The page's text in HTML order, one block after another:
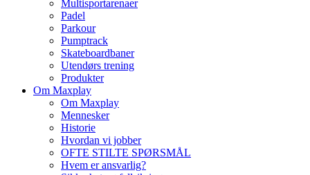
Multisportarenaer
Padel
Parkour
Pumptrack
Skateboardbaner
Utendørs trening
Produkter
Om Maxplay
Om Maxplay
Mennesker
Historie
Hvordan vi jobber
OFTE STILTE SPØRSMÅL
Hvem er ansvarlig?